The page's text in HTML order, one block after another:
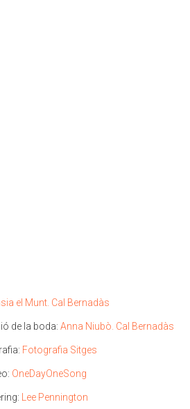
el Munt. Cal Bernadàs
de la boda: Anna Niubò. Cal Bernadàs
Fotografia Sitges
OneDayOneSong
Lee Pennington